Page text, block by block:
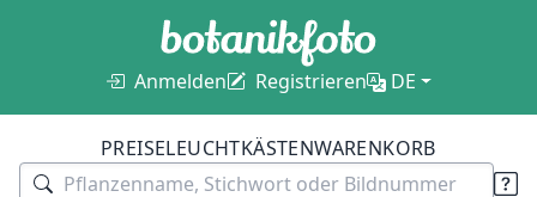
Anmelden Registrieren DE
PREISELEUCHTKÄSTENWARENKORB